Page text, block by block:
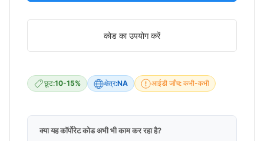
कोड का उपयोग करें
छूट:10-15% क्षेत्र:NA आईडी जाँच: कभी-कभी
क्या यह कॉर्पोरेट कोड अभी भी काम कर रहा है?